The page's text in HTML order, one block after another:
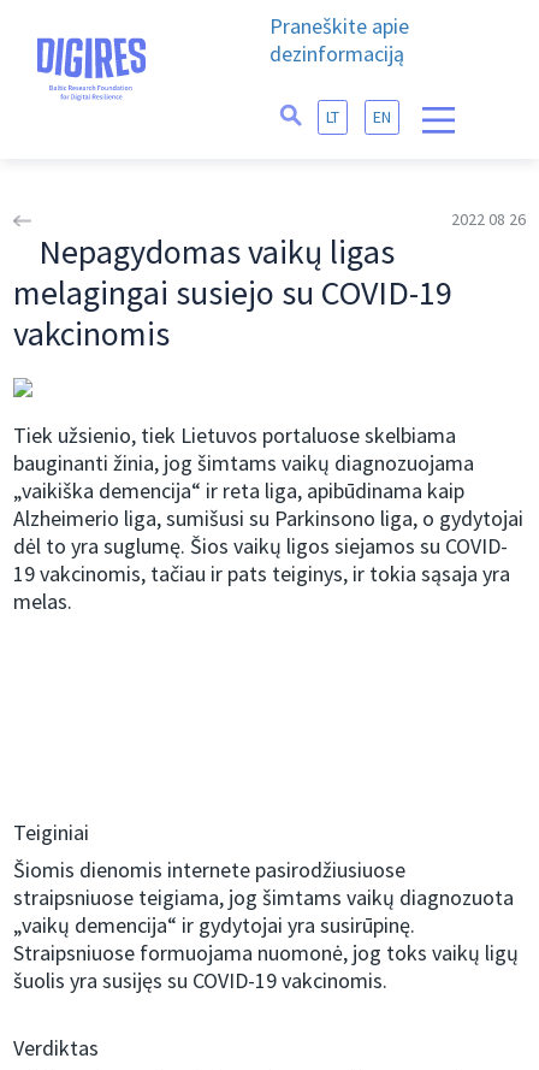
Praneškite apie
dezinformaciją
LT EN
2022 08 26
Nepagydomas vaikų ligas
melagingai susiejo su COVID-19
vakcinomis
Tiek užsienio, tiek Lietuvos portaluose skelbiama
bauginanti žinia, jog šimtams vaikų diagnozuojama
„vaikiška demencija“ ir reta liga, apibūdinama kaip
Alzheimerio liga, sumišusi su Parkinsono liga, o gydytojai
dėl to yra suglumę. Šios vaikų ligos siejamos su COVID-
19 vakcinomis, tačiau ir pats teiginys, ir tokia sąsaja yra
melas.
Teiginiai
Šiomis dienomis internete pasirodžiusiuose
straipsniuose teigiama, jog šimtams vaikų diagnozuota
„vaikų demencija“ ir gydytojai yra susirūpinę.
Straipsniuose formuojama nuomonė, jog toks vaikų ligų
šuolis yra susijęs su COVID-19 vakcinomis.
Verdiktas